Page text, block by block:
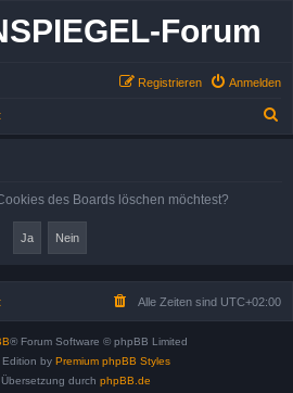
Forum
Anmelden
Registrieren
des Boards löschen möchtest?
Alle Zeiten sind UTC+02:00
® Forum Software © phpBB Limited
Edition by Premium phpBB Styles
durch phpBB.de